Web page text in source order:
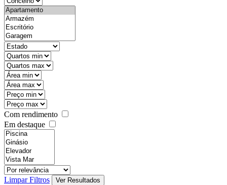
Com rendimento
Em destaque
Limpar Filtros Ver Resultados